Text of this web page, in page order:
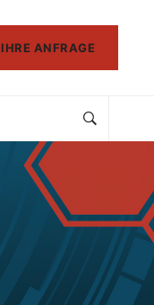
IHRE ANFRAGE